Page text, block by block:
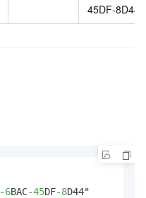
45DF-8D44
-6BAC-45DF-8D44"